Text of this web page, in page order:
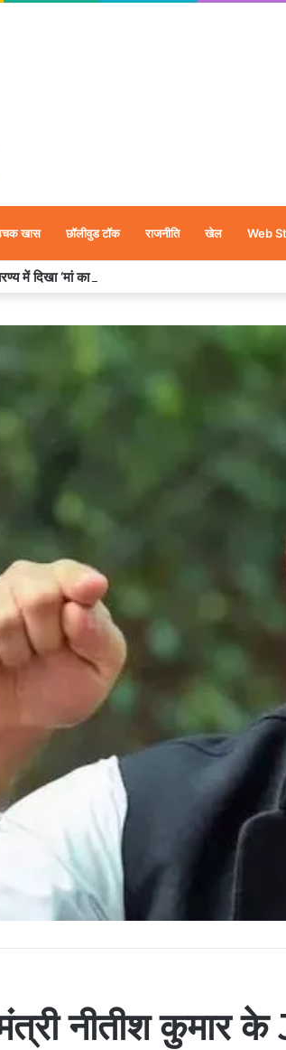
खास छॉलीवुड टॉक राजनीति खेल Web
में दिखा ‘मां का प्यार’, नन्हें शावकों को पीठ पर बैठाकर
नीतीश कुमार